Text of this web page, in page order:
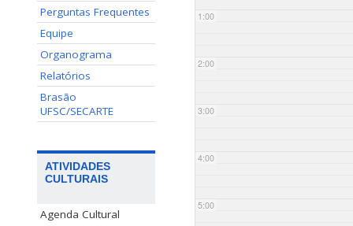
Perguntas Frequentes
Equipe
Organograma
Relatórios
Brasão
UFSC/SECARTE
ATIVIDADES
CULTURAIS
Agenda Cultural
1:00
2:00
3:00
4:00
5:00